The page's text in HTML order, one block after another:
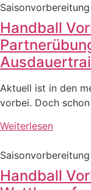
Saisonvorbereitung
Handball
Aktuell ist in den
vorbei. Doch
Weiterlesen
Saisonvorbereitung
Handball